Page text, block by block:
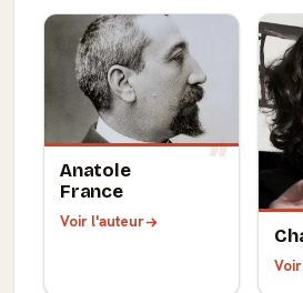
Anatole
France
Voir l'auteur